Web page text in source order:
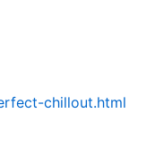
chillout.html